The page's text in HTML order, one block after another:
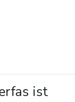
ist